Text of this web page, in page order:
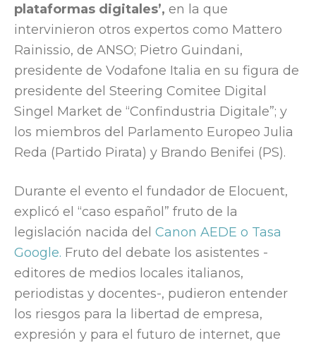
plataformas digitales’, en la que
intervinieron otros expertos como Mattero
Rainissio, de ANSO; Pietro Guindani,
presidente de Vodafone Italia en su figura de
presidente del Steering Comitee Digital
Singel Market de “Confindustria Digitale”; y
los miembros del Parlamento Europeo Julia
Reda (Partido Pirata) y Brando Benifei (PS).
Durante el evento el fundador de Elocuent,
explicó el “caso español” fruto de la
legislación nacida del Canon AEDE o Tasa
Google. Fruto del debate los asistentes -
editores de medios locales italianos,
periodistas y docentes-, pudieron entender
los riesgos para la libertad de empresa,
expresión y para el futuro de internet, que